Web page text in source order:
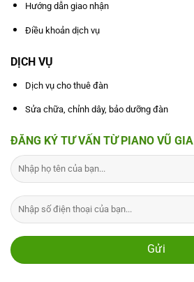
Hướng dẫn giao nhận
Điều khoản dịch vụ
DỊCH VỤ
Dịch vụ cho thuê đàn
Sửa chữa, chỉnh dây, bảo dưỡng đàn
ĐĂNG KÝ TƯ VẤN TỪ PIANO VŨ GIA